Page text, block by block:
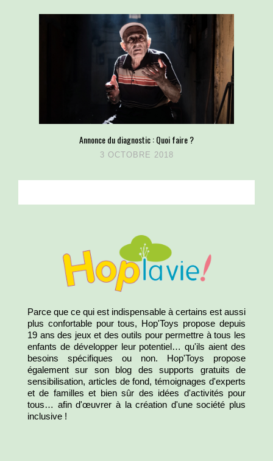
Annonce du diagnostic : Quoi faire ?
3 OCTOBRE 2018
Parce que ce qui est indispensable à certains est aussi
plus confortable pour tous, Hop'Toys propose depuis
19 ans des jeux et des outils pour permettre à tous les
enfants de développer leur potentiel… qu'ils aient des
besoins spécifiques ou non. Hop'Toys propose
également sur son blog des supports gratuits de
sensibilisation, articles de fond, témoignages d'experts
et de familles et bien sûr des idées d'activités pour
tous… afin d'œuvrer à la création d'une société plus
inclusive !